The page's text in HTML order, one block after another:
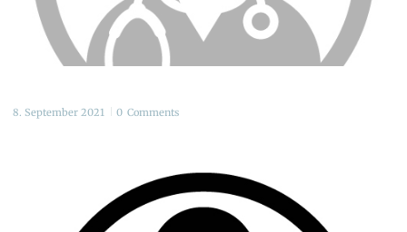
NEWS
KONTAKTDATEN
8. September 2021 0 Comments